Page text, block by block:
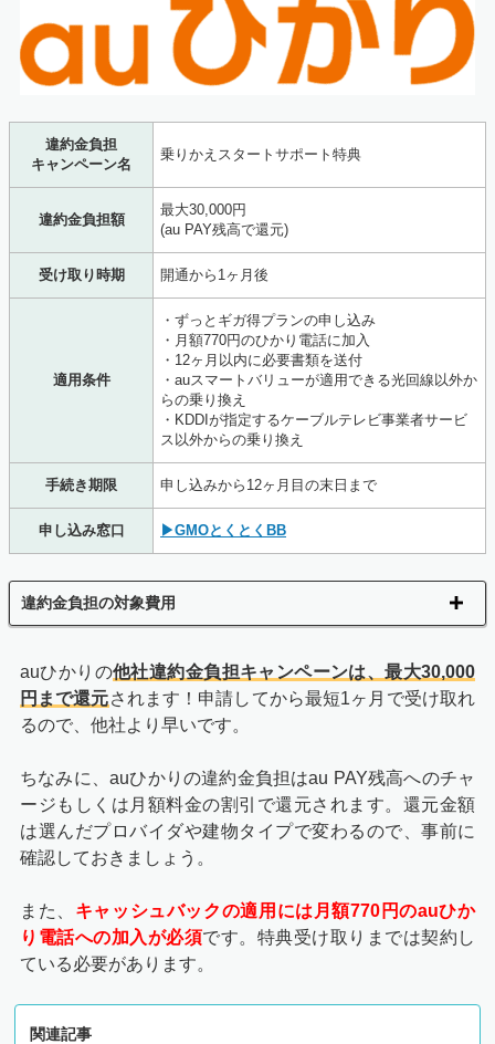
違約金負担
キャンペーン名
乗りかえスタートサポート特典
違約金負担額
最大30,000円
(au PAY残高で還元)
受け取り時期 開通から1ヶ月後
適用条件
・ずっとギガ得プランの申し込み
・月額770円のひかり電話に加入
・12ヶ月以内に必要書類を送付
・auスマートバリューが適用できる光回線以外か
らの乗り換え
・KDDIが指定するケーブルテレビ事業者サービ
ス以外からの乗り換え
手続き期限 申し込みから12ヶ月目の末日まで
申し込み窓口 ▶GMOとくとくBB
違約金負担の対象費用
auひかりの他社違約金負担キャンペーンは、最大30,000
円まで還元されます！申請してから最短1ヶ月で受け取れ
るので、他社より早いです。
ちなみに、auひかりの違約金負担はau PAY残高へのチャ
ージもしくは月額料金の割引で還元されます。還元金額
は選んだプロバイダや建物タイプで変わるので、事前に
確認しておきましょう。
また、 キャッシュバックの適用には月額770円のauひか
り電話への加入が必須です。特典受け取りまでは契約し
ている必要があります。
関連記事